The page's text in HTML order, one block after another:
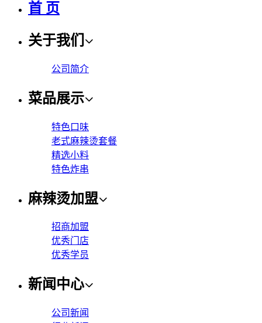
首 页
关于我们
公司简介
菜品展示
特色口味
老式麻辣烫套餐
精选小料
特色炸串
麻辣烫加盟
招商加盟
优秀门店
优秀学员
新闻中心
公司新闻